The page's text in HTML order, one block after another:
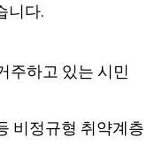
니다.
주하고 있는 시민
비정규형 취약계층